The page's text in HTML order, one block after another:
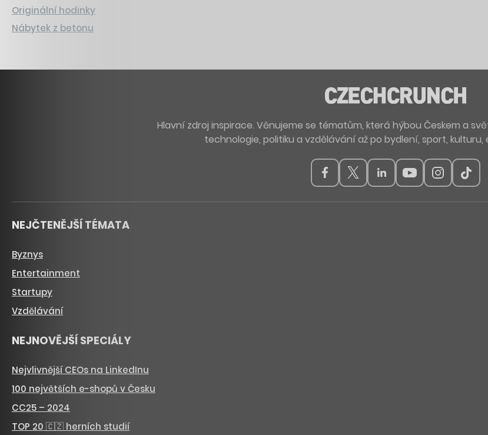
Originální hodinky
Nábytek z betonu
Hlavní zdroj inspirace. Věnujeme se tématům, která hýbou Českem a
technologie, politiku a vzdělávání až po bydlení, sport, kulturu,
NEJČTENĚJŠÍ TÉMATA
Byznys
Entertainment
Startupy
Vzdělávání
NEJNOVĚJŠÍ SPECIÁLY
Nejvlivnější CEOs na LinkedInu
100 největších e-shopů v Česku
CC25 – 2024
TOP 20 🇨🇿 herních studií